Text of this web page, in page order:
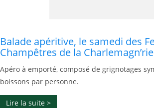
Balade apéritive, le samedi des
Champêtres de la
Apéro à emporté, composé de grignotages
boissons par personne.
Lire la suite >